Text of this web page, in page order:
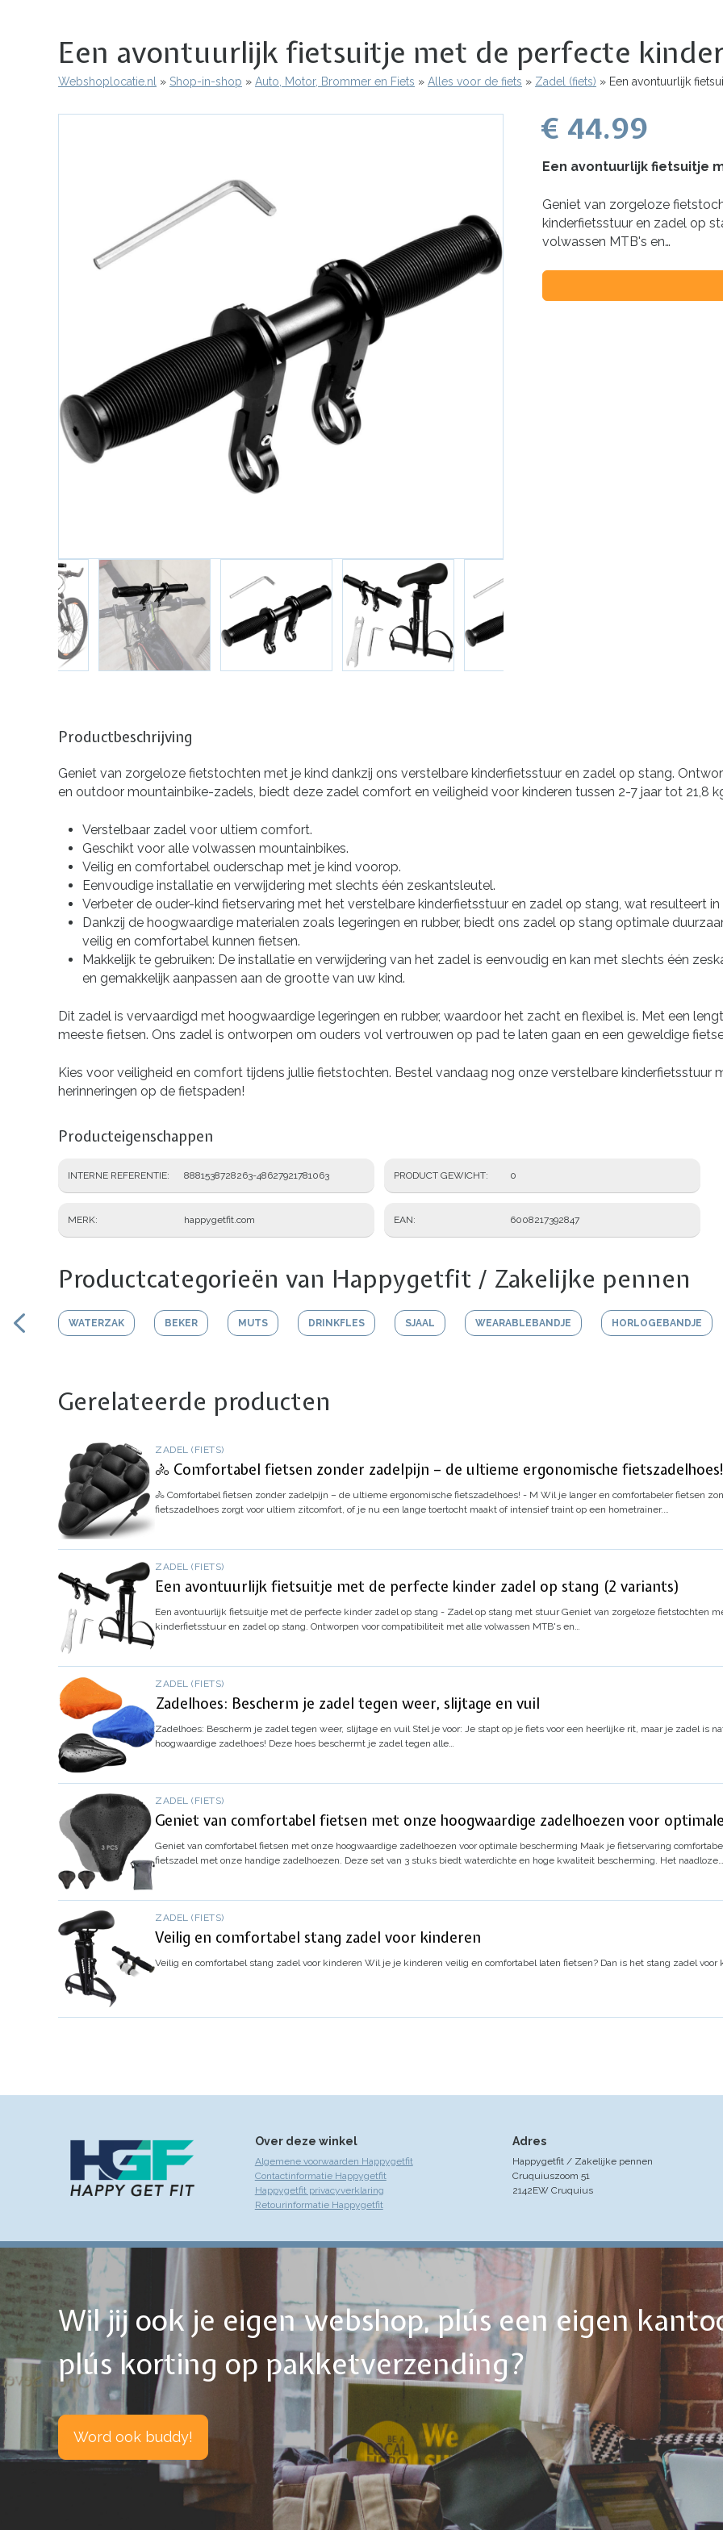
Een avontuurlijk fietsuitje met de perfecte
Kruimelpad
Webshoplocatie.nl Shop-in-shop Auto, Motor, Brommer en Fiets Alles voor de fiets Zadel (fiets) Een avontuurlijk
€ 44.99
Een avontuurlijk fietsuitje
Geniet van zorgeloze
kinderfietsstuur en zadel op
volwassen MTB's en…
Productbeschrijving
Geniet van zorgeloze fietstochten met je kind dankzij ons verstelbare kinderfietsstuur en zadel op stang.
en outdoor mountainbike-zadels, biedt deze zadel comfort en veiligheid voor kinderen tussen 2-7 jaar tot 21,8
Verstelbaar zadel voor ultiem comfort.
Geschikt voor alle volwassen mountainbikes.
Veilig en comfortabel ouderschap met je kind voorop.
Eenvoudige installatie en verwijdering met slechts één zeskantsleutel.
Verbeter de ouder-kind fietservaring met het verstelbare kinderfietsstuur en zadel op stang, wat resulteert
Dankzij de hoogwaardige materialen zoals legeringen en rubber, biedt ons zadel op stang optimale
veilig en comfortabel kunnen fietsen.
Makkelijk te gebruiken: De installatie en verwijdering van het zadel is eenvoudig en kan met slechts één
en gemakkelijk aanpassen aan de grootte van uw kind.
Dit zadel is vervaardigd met hoogwaardige legeringen en rubber, waardoor het zacht en flexibel is. Met een
meeste fietsen. Ons zadel is ontworpen om ouders vol vertrouwen op pad te laten gaan en een geweldige
Kies voor veiligheid en comfort tijdens jullie fietstochten. Bestel vandaag nog onze verstelbare kinderfietsstuur
herinneringen op de fietspaden!
Producteigenschappen
INTERNE REFERENTIE 8881538728263-48627921781063
MERK happygetfit.com
PRODUCT GEWICHT 0
EAN 6008217392847
Productcategorieën van Happygetfit / Zakelijke pennen
WATERZAK BEKER MUTS DRINKFLES SJAAL WEARABLEBANDJE HORLOGEBANDJE
Gerelateerde producten
ZADEL (FIETS)
🚴 Comfortabel fietsen zonder zadelpijn – de ultieme ergonomische
🚴 Comfortabel fietsen zonder zadelpijn – de ultieme ergonomische fietszadelhoes! - M Wil je langer en comfortabeler fietsen
fietszadelhoes zorgt voor ultiem zitcomfort, of je nu een lange toertocht maakt of intensief traint op een hometrainer.…
ZADEL (FIETS)
Een avontuurlijk fietsuitje met de perfecte kinder zadel op stang (2 variants)
Een avontuurlijk fietsuitje met de perfecte kinder zadel op stang - Zadel op stang met stuur Geniet van zorgeloze fietstochten
kinderfietsstuur en zadel op stang. Ontworpen voor compatibiliteit met alle volwassen MTB's en…
ZADEL (FIETS)
Zadelhoes: Bescherm je zadel tegen weer, slijtage en vuil
Zadelhoes: Bescherm je zadel tegen weer, slijtage en vuil Stel je voor: Je stapt op je fiets voor een heerlijke rit, maar je zadel is
hoogwaardige zadelhoes! Deze hoes beschermt je zadel tegen alle…
ZADEL (FIETS)
Geniet van comfortabel fietsen met onze hoogwaardige zadelhoezen voor
Geniet van comfortabel fietsen met onze hoogwaardige zadelhoezen voor optimale bescherming Maak je fietservaring
fietszadel met onze handige zadelhoezen. Deze set van 3 stuks biedt waterdichte en hoge kwaliteit bescherming. Het naadloze…
ZADEL (FIETS)
Veilig en comfortabel stang zadel voor kinderen
Veilig en comfortabel stang zadel voor kinderen Wil je je kinderen veilig en comfortabel laten fietsen? Dan is het stang zadel voor
Over deze winkel
Algemene voorwaarden Happygetfit
Contactinformatie Happygetfit
Happygetfit privacyverklaring
Retourinformatie Happygetfit
Adres
Happygetfit / Zakelijke pennen
Cruquiuszoom 51
2142EW Cruquius
Wil jij ook je eigen webshop, plús een eigen
plús korting op pakketverzending?
Word ook buddy!